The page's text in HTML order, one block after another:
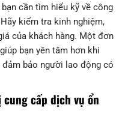
cần tìm hiểu kỹ về công
kiểm tra kinh nghiệm,
của khách hàng. Một đơn
bạn yên tâm hơn khi
đảm bảo người lao động có
cấp dịch vụ ổn